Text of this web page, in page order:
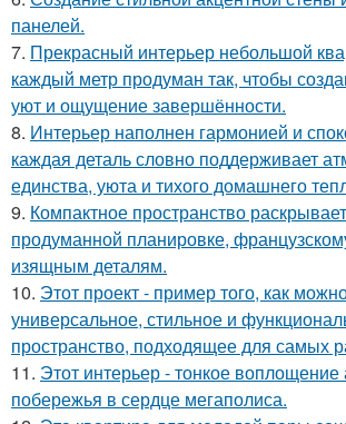
панелей.
7. Прекрасный интерьер небольшой
каждый метр продуман так, чтобы
уют и ощущение завершённости.
8. Интерьер наполнен гармонией и
каждая деталь словно поддерживает
единства, уюта и тихого домашнего
9. Компактное пространство
продуманной планировке,
изящным деталям.
10. Этот проект - пример того, как
универсальное, стильное и
пространство, подходящее для самых
11. Этот интерьер - тонкое
побережья в сердце мегаполиса.